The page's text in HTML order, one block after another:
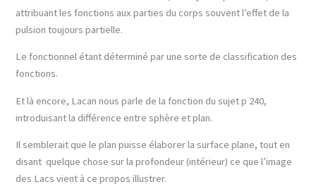
attribuant les fonctions aux parties du corps souvent l’effet de la
pulsion toujours partielle.
Le fonctionnel étant déterminé par une sorte de classification des
fonctions.
Et là encore, Lacan nous parle de la fonction du sujet p 240,
introduisant la différence entre sphère et plan.
Il semblerait que le plan puisse élaborer la surface plane, tout en
disant quelque chose sur la profondeur (intérieur) ce que l’image
des Lacs vient à ce propos illustrer.